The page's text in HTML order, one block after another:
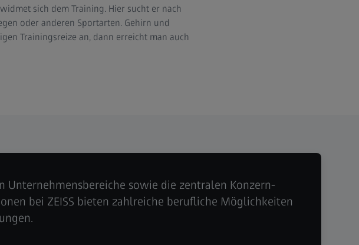
sich dem Training. Hier sucht er nach
oder anderen Sportarten. Gehirn und
Trainingsreize an, dann erreicht man auch
Unternehmensbereiche sowie die zentralen Konzern-
bei ZEISS bieten zahlreiche berufliche Möglichkeiten